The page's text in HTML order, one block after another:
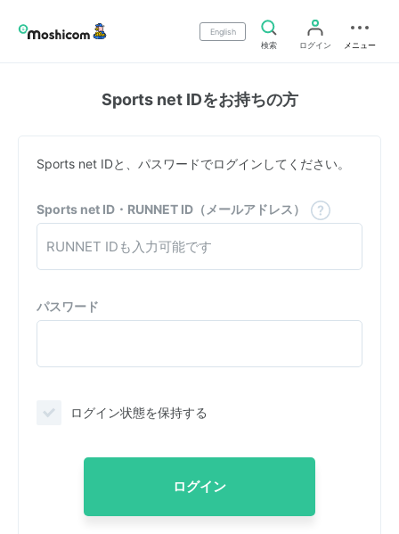
English
検索
ログイン メニュー
Sports net IDをお持ちの方
Sports net IDと、パスワードでログインしてください。
Sports net ID・RUNNET ID（メールアドレス）
パスワード
ログイン状態を保持する
ログイン